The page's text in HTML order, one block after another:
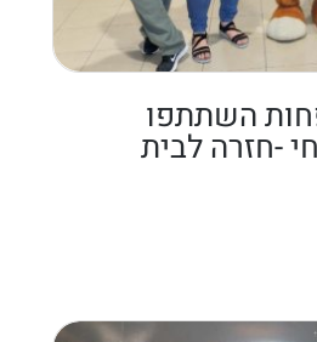
השתתפו
-חזרה לבית